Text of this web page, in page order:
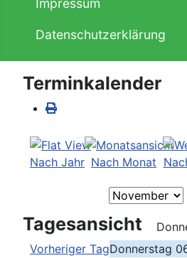
Impressum
Datenschutzerklärung
Terminkalender
Nach Jahr Nach Monat
Tagesansicht
Vorheriger TagDonnerstag